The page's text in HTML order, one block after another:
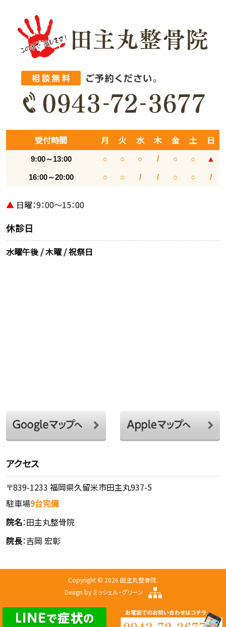
受付時間 月 火 水 木 金 土 日
9:00～13:00 ○ ○ ○ / ○ ○ ▲
16:00～20:00 ○ ○ / / ○ ○ /
▲ 日曜：9：00～15：00
休診日
水曜午後 / 木曜 / 祝祭日
アクセス
〒839-1233 福岡県久留米市田主丸937-5
駐車場9台完備
院名：田主丸整骨院
院長：吉岡 宏彰
Copyright © 2026 田主丸整骨院.
Design by ミッシェル・グリーン